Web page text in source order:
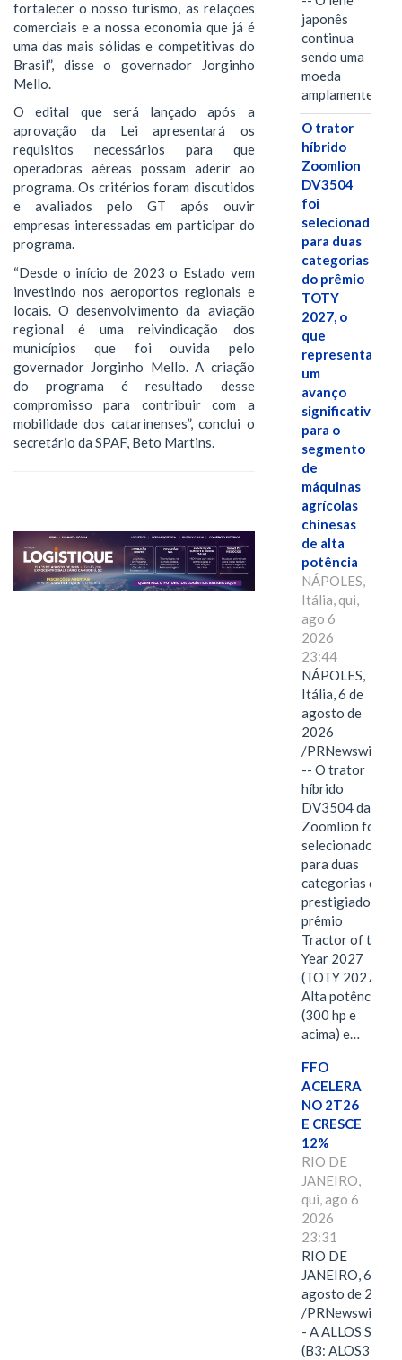
fortalecer o nosso turismo, as relações
comerciais e a nossa economia que já é
uma das mais sólidas e competitivas do
Brasil”, disse o governador Jorginho
Mello.
O edital que será lançado após a
aprovação da Lei apresentará os
requisitos necessários para que
operadoras aéreas possam aderir ao
programa. Os critérios foram discutidos
e avaliados pelo GT após ouvir
empresas interessadas em participar do
programa.
“Desde o início de 2023 o Estado vem
investindo nos aeroportos regionais e
locais. O desenvolvimento da aviação
regional é uma reivindicação dos
municípios que foi ouvida pelo
governador Jorginho Mello. A criação
do programa é resultado desse
compromisso para contribuir com a
mobilidade dos catarinenses”, conclui o
secretário da SPAF, Beto Martins.
japonês
continua
sendo uma
moeda
amplamente…
O trator
híbrido
Zoomlion
DV3504
foi
selecionado
para duas
categorias
do prêmio
TOTY
2027, o
que
representa
um
avanço
significativo
para o
segmento
de
máquinas
agrícolas
chinesas
de alta
potência
NÁPOLES,
Itália, qui,
ago 6
2026
23:44
NÁPOLES,
Itália, 6 de
agosto de
2026
/PRNewswire/
-- O trator
híbrido
DV3504 da
Zoomlion foi
selecionado
para duas
categorias do
prestigiado
prêmio
Tractor of the
Year 2027
(TOTY 2027:
Alta potência
(300 hp e
acima) e…
FFO
ACELERA
NO 2T26
E CRESCE
12%
RIO DE
JANEIRO,
qui, ago 6
2026
23:31
RIO DE
JANEIRO, 6 de
agosto de 2026
/PRNewswire/ -
- A ALLOS S.A.
(B3: ALOS3), a